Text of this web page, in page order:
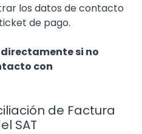
los datos de contacto
ticket de pago.
si no
con
de Factura
SAT